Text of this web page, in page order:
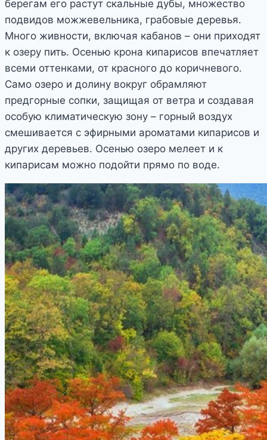
берегам его растут скальные дубы, множество
подвидов можжевельника, грабовые деревья.
Много живности, включая кабанов – они приходят
к озеру пить. Осенью крона кипарисов впечатляет
всеми оттенками, от красного до коричневого.
Само озеро и долину вокруг обрамляют
предгорные сопки, защищая от ветра и создавая
особую климатическую зону – горный воздух
смешивается с эфирными ароматами кипарисов и
других деревьев. Осенью озеро мелеет и к
кипарисам можно подойти прямо по воде.